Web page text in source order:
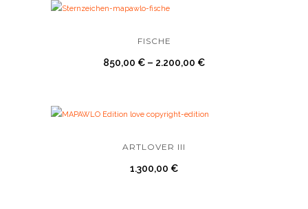
FISCHE
850,00 € – 2.200,00 €
ARTLOVER III
1.300,00 €